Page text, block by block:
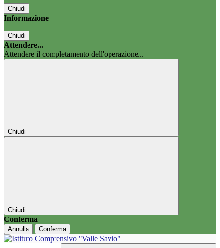
Chiudi
Informazione
Chiudi
Attendere...
Attendere il completamento dell'operazione...
Chiudi
Chiudi
Conferma
Annulla Conferma